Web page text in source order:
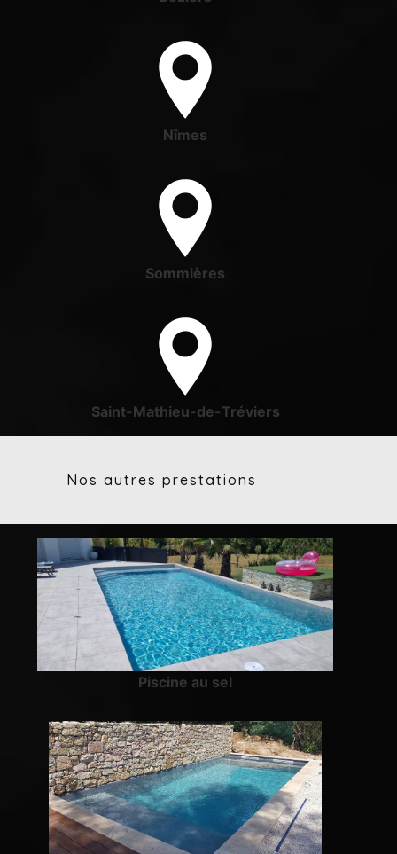
Nîmes
Sommières
Saint-Mathieu-de-Tréviers
Nos autres prestations
Piscine au sel